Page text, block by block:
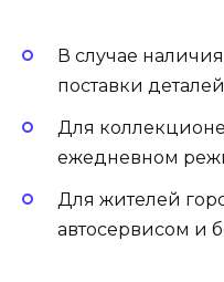
В случае
поставки
Для
ежедневном
Для жителей
автосервисом и